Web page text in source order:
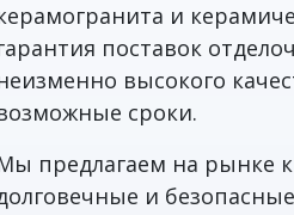
и
поставок
высокого
сроки.
предлагаем на рынке
и